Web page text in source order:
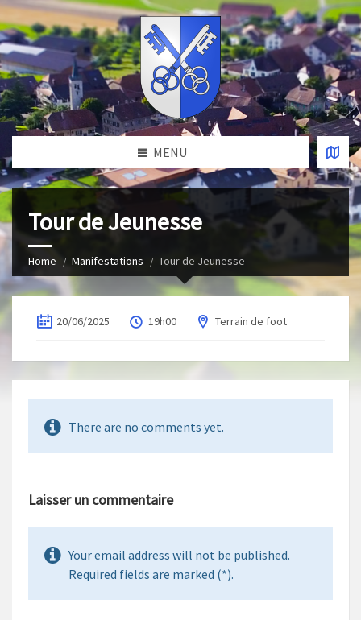
MENU
Tour de Jeunesse
Home Manifestations Tour de Jeunesse
20/06/2025 19h00 Terrain de foot
There are no comments yet.
Laisser un commentaire
Your email address will not be published.
Required fields are marked (*).